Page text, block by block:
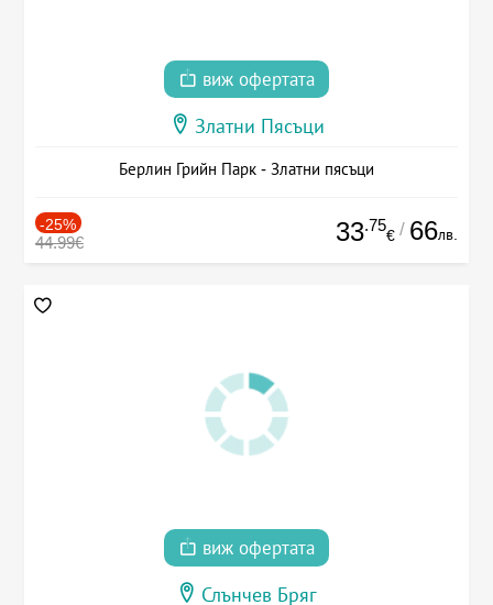
виж офертата
Златни Пясъци
Берлин Грийн Парк - Златни пясъци
-25%
44.99€ 33.75
€ / 66лв.
виж офертата
Слънчев Бряг